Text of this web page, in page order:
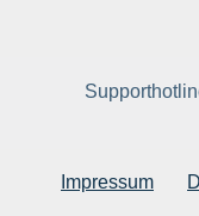
Impressum